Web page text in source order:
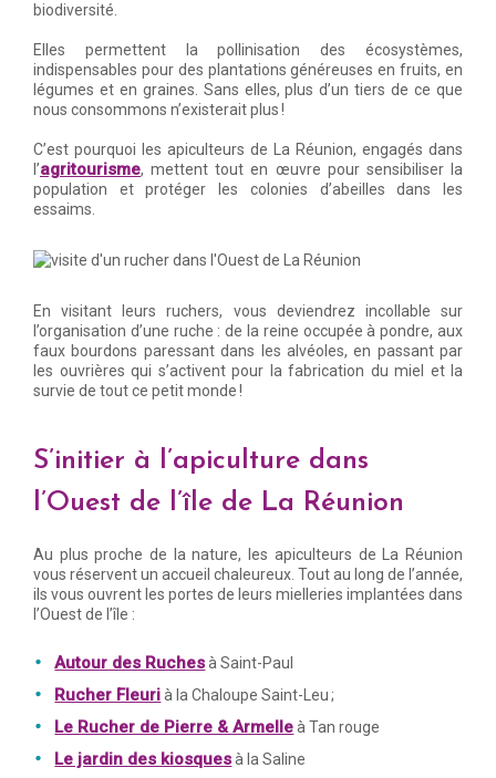
biodiversité.
Elles permettent la pollinisation des écosystèmes,
indispensables pour des plantations généreuses en fruits, en
légumes et en graines. Sans elles, plus d’un tiers de ce que
nous consommons n’existerait plus !
C’est pourquoi les apiculteurs de La Réunion, engagés dans
l’agritourisme, mettent tout en œuvre pour sensibiliser la
population et protéger les colonies d’abeilles dans les
essaims.
En visitant leurs ruchers, vous deviendrez incollable sur
l’organisation d’une ruche : de la reine occupée à pondre, aux
faux bourdons paressant dans les alvéoles, en passant par
les ouvrières qui s’activent pour la fabrication du miel et la
survie de tout ce petit monde !
S’initier à l’apiculture dans
l’Ouest de l’île de La Réunion
Au plus proche de la nature, les apiculteurs de La Réunion
vous réservent un accueil chaleureux. Tout au long de l’année,
ils vous ouvrent les portes de leurs mielleries implantées dans
l’Ouest de l’île :
Autour des Ruchesà Saint-Paul
Rucher Fleurià la Chaloupe Saint-Leu ;
Le Rucher de Pierre & Armelleà Tan rouge
Le jardin des kiosquesà la Saline